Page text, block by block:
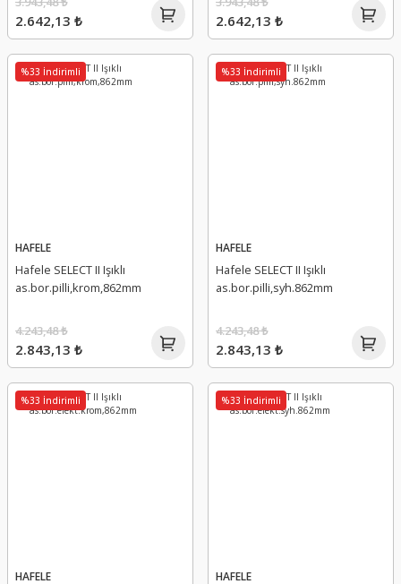
2.642,13 ₺ 2.642,13 ₺
%33 İndirimli
HAFELE
Hafele SELECT II Işıklı
as.bor.pilli,krom,862mm
2.843,13 ₺
4.243,48 ₺
%33 İndirimli
HAFELE
Hafele SELECT II Işıklı
as.bor.pilli,syh.862mm
2.843,13 ₺
4.243,48 ₺
%33 İndirimli
HAFELE
%33 İndirimli
HAFELE